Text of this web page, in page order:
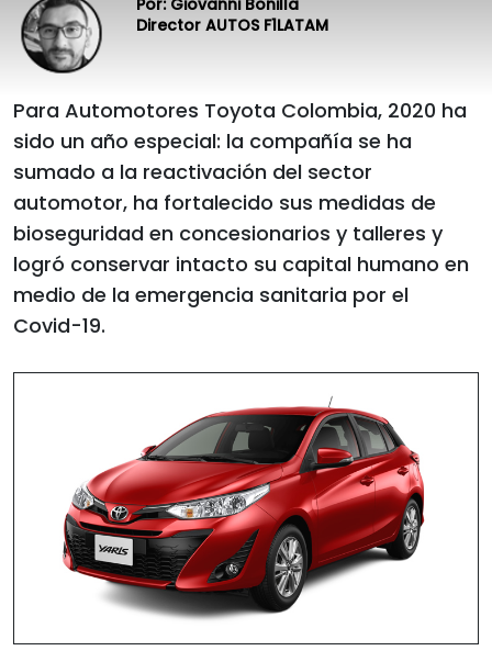
Director AUTOS F1LATAM
Para Automotores Toyota Colombia, 2020 ha
sido un año especial: la compañía se ha
sumado a la reactivación del sector
automotor, ha fortalecido sus medidas de
bioseguridad en concesionarios y talleres y
logró conservar intacto su capital humano en
medio de la emergencia sanitaria por el
Covid-19.